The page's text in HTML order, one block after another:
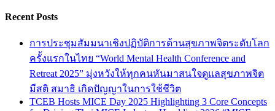
Recent Posts
การประชุมสัมมนาเชิงปฏิบัติการด้านสุขภาพจิตระดับโลก
ครั้งแรกในไทย “World Mental Health Conference and
Retreat 2025” มุ่งหวังให้ทุกคนหันมาสนใจดูแลสุขภาพจิต
มีสติ สมาธิ เกิดปัญญาในการใช้ชีวิต
TCEB Hosts MICE Day 2025 Highlighting 3 Core Concepts